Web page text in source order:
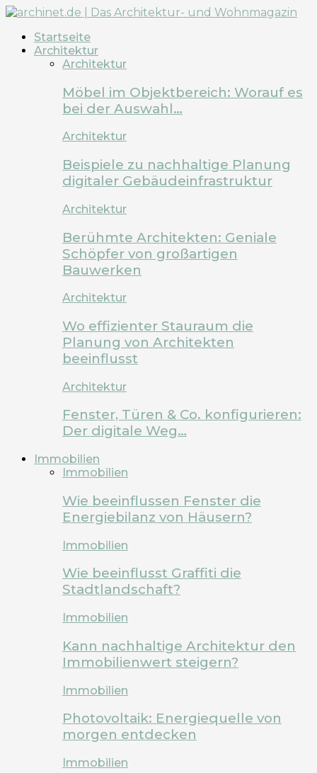
Startseite
Architektur
Architektur
Möbel im Objektbereich: Worauf es
bei der Auswahl…
Architektur
Beispiele zu nachhaltige Planung
digitaler Gebäudeinfrastruktur
Architektur
Berühmte Architekten: Geniale
Schöpfer von großartigen
Bauwerken
Architektur
Wo effizienter Stauraum die
Planung von Architekten
beeinflusst
Architektur
Fenster, Türen & Co. konfigurieren:
Der digitale Weg…
Immobilien
Immobilien
Wie beeinflussen Fenster die
Energiebilanz von Häusern?
Immobilien
Wie beeinflusst Graffiti die
Stadtlandschaft?
Immobilien
Kann nachhaltige Architektur den
Immobilienwert steigern?
Immobilien
Photovoltaik: Energiequelle von
morgen entdecken
Immobilien